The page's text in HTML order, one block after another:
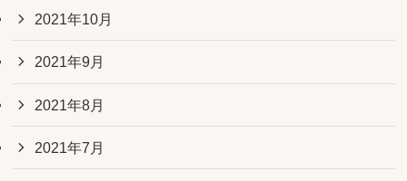
2021年10月
2021年9月
2021年8月
2021年7月